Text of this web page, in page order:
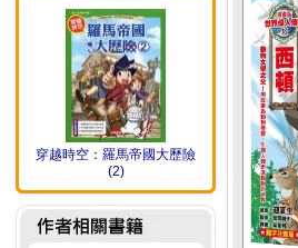
穿越時空：羅馬帝國大歷險
(2)